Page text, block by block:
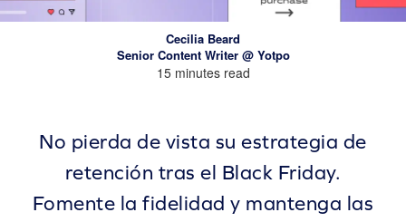
Cecilia Beard
Senior Content Writer @ Yotpo
15 minutes read
No pierda de vista su estrategia de
retención tras el Black Friday.
Fomente la fidelidad y mantenga las